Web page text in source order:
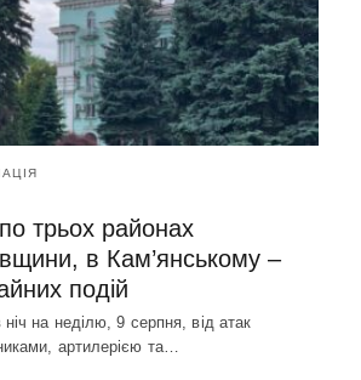
трьох районах
в Кам’янському –
подій
ніч на неділю, 9 серпня, від атак
артилерією та…